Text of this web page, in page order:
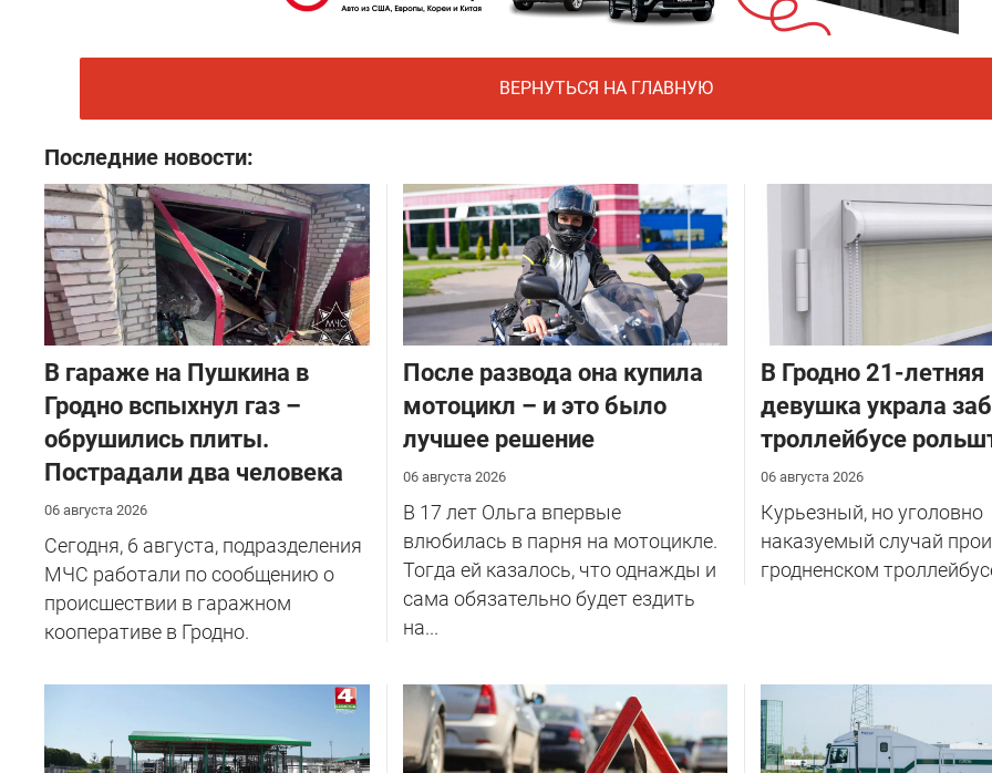
ВЕРНУТЬСЯ НА ГЛАВНУЮ
Последние новости:
В гараже на Пушкина в
Гродно вспыхнул газ –
обрушились плиты.
Пострадали два человека
06 августа 2026
Сегодня, 6 августа, подразделения
МЧС работали по сообщению о
происшествии в гаражном
кооперативе в Гродно.
После развода она купила
мотоцикл – и это было
лучшее решение
06 августа 2026
В 17 лет Ольга впервые
влюбилась в парня на мотоцикле.
Тогда ей казалось, что однажды и
сама обязательно будет ездить
на...
В Гродно 21-летняя
девушка украла
троллейбусе
06 августа 2026
Курьезный, но уголовно
наказуемый случай
гродненском